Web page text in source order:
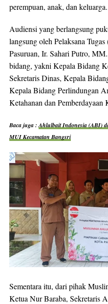
perempuan, anak, dan keluarga.
Audiensi yang berlangsung
langsung oleh Pelaksana
Pasuruan, Ir. Sahari Putro,
bidang, yakni Kepala Bidang
Sekretaris Dinas, Kepala
Kepala Bidang Perlindungan
Ketahanan dan Pemberdayaan
Baca juga :Ahlulbait Indonesia (ABI)
MUI Kecamatan Bangsri
Sementara itu, dari pihak
Ketua Nur Baraba, Sekretaris